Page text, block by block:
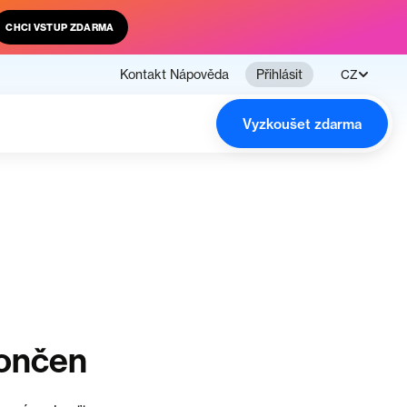
CHCI VSTUP ZDARMA
Kontakt Nápověda Přihlásit CZ
Vyzkoušet zdarma